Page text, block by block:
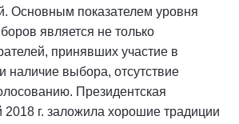
Основным показателем уровня
является не только
принявших участие в
наличие выбора, отсутствие
Президентская
2018 г. заложила хорошие традиции